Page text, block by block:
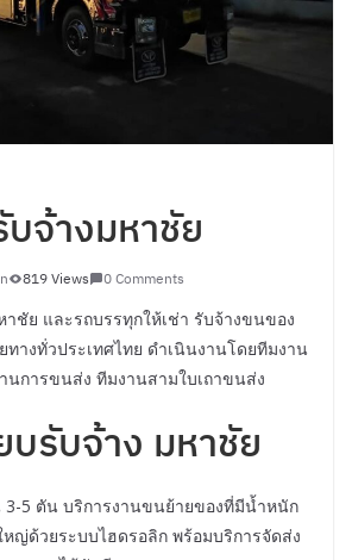
จ้างมหาชัย
819 Views 0 Comments
าชัย และรถบรรทุกให้เช่า รับจ้างขนของ
ทางทั่วประเทศไทย ดำเนินงานโดยทีมงาน
นการขนส่ง ทีมงานสามใบเถาขนส่ง
บรับจ้าง มหาชัย
3-5 ตัน บริการงานขนย้ายของที่มีน้ำหนัก
ญ่ด้วยระบบไฮดรอลิก พร้อมบริการจัดส่ง